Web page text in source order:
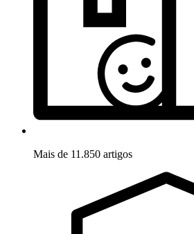
Mais de 11.850 artigos